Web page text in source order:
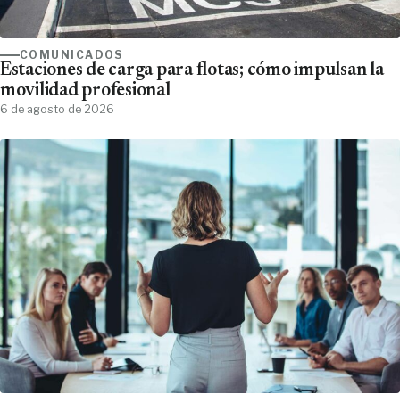
COMUNICADOS
Estaciones de carga para flotas; cómo impulsan la
movilidad profesional
6 de agosto de 2026